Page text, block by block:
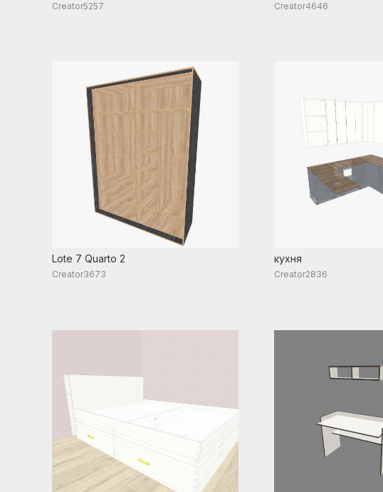
Creator5257 Creator4646
Lote 7 Quarto 2
Creator3673
кухня
Creator2836